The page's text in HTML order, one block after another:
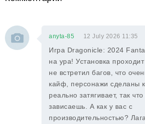
anyta-85 12 July 2026 11:35
Игра Dragonicle: 2024
на ура! Установка
не встретил багов, что
кайф, персонажи сделаны
реально затягивает, так
зависаешь. А как у вас с
производительностью?